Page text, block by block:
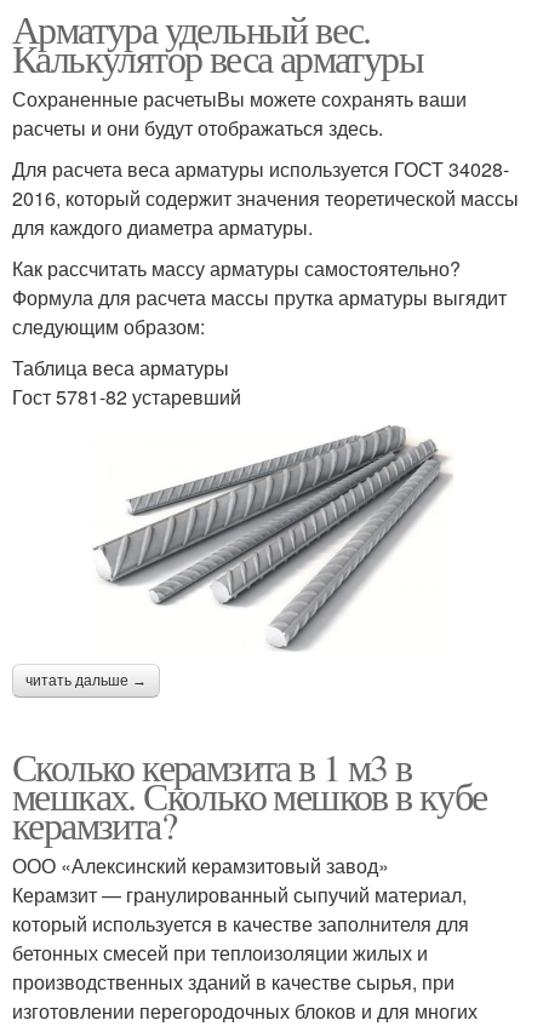
Арматура удельный вес.
Калькулятор веса арматуры
Сохраненные расчетыВы можете сохранять ваши
расчеты и они будут отображаться здесь.
Для расчета веса арматуры используется ГОСТ 34028-
2016, который содержит значения теоретической массы
для каждого диаметра арматуры.
Как рассчитать массу арматуры самостоятельно?
Формула для расчета массы прутка арматуры выгядит
следующим образом:
Таблица веса арматуры
Гост 5781-82 устаревший
читать дальше →
Сколько керамзита в 1 м3 в
мешках. Сколько мешков в кубе
керамзита?
ООО «Алексинский керамзитовый завод»
Керамзит — гранулированный сыпучий материал,
который используется в качестве заполнителя для
бетонных смесей при теплоизоляции жилых и
производственных зданий в качестве сырья, при
изготовлении перегородочных блоков и для многих